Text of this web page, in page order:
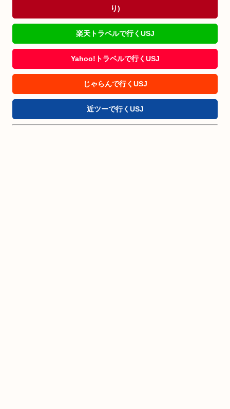
り)
楽天トラベルで行くUSJ
Yahoo!トラベルで行くUSJ
じゃらんで行くUSJ
近ツーで行くUSJ